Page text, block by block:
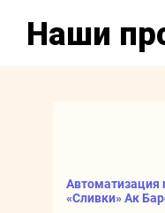
Наши
Автоматизация
«Сливки» Ак